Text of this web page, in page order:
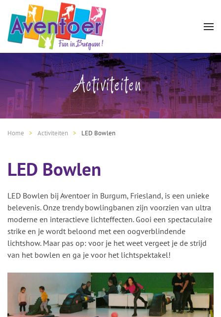
Activiteiten
Home Activiteiten LED Bowlen
LED Bowlen
LED Bowlen bij Aventoer in Burgum, Friesland, is een unieke
belevenis. Onze trendy bowlingbanen zijn voorzien van ultra
moderne en interactieve lichteffecten. Gooi een spectaculaire
strike en je wordt beloond met een oogverblindende
lichtshow. Maar pas op: voor je het weet vergeet je de strijd
van het bowlen en ga je voor het lichtspektakel!